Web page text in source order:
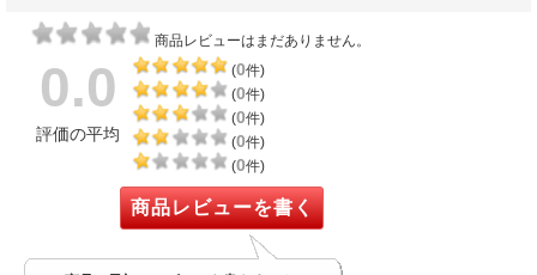
商品レビューはまだありません。
0.0
評価の平均
(0件)
(0件)
(0件)
(0件)
(0件)
商品レビューを書く